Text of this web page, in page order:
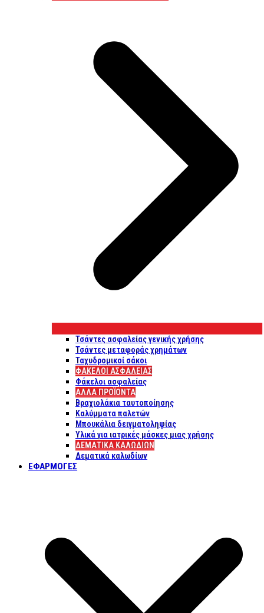
Τσάντες ασφαλείας γενικής χρήσης
Τσάντες μεταφοράς χρημάτων
Ταχυδρομικοί σάκοι
ΦΑΚΕΛΟΙ ΑΣΦΑΛΕΙΑΣ
Φάκελοι ασφαλείας
ΑΛΛΑ ΠΡΟΪΟΝΤΑ
Βραχιολάκια ταυτοποίησης
Καλύμματα παλετών
Μπουκάλια δειγματοληψίας
Υλικά για ιατρικές μάσκες μιας χρήσης
ΔΕΜΑΤΙΚΆ ΚΑΛΩΔΊΩΝ
Δεματικά καλωδίων
ΕΦΑΡΜΟΓΈΣ